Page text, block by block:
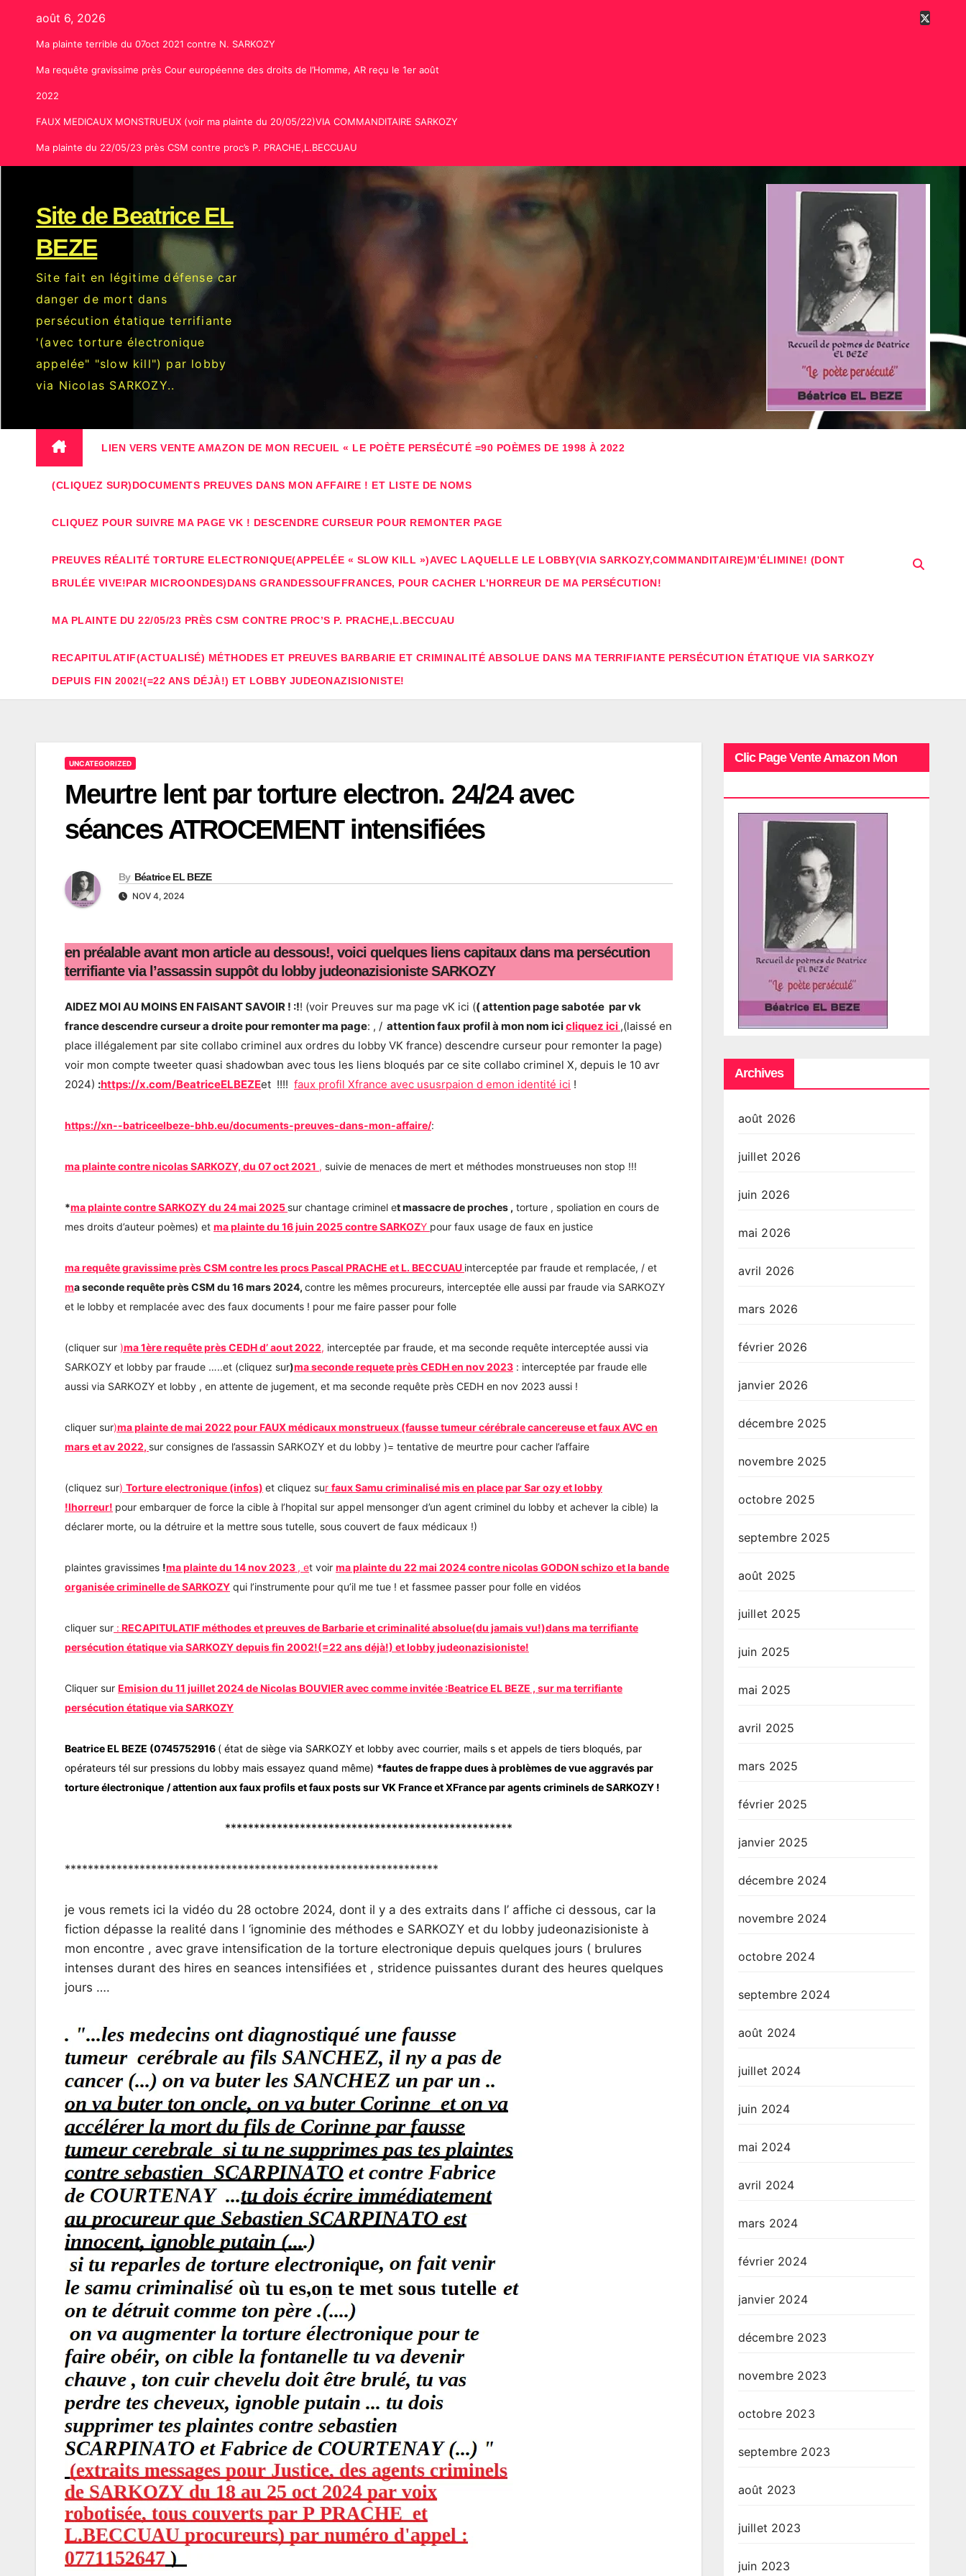
août 6, 2026
Ma plainte terrible du 07oct 2021 contre N. SARKOZY
Ma requête gravissime près Cour européenne des droits de l’Homme, AR reçu le 1er août
2022
FAUX MEDICAUX MONSTRUEUX (voir ma plainte du 20/05/22)VIA COMMANDITAIRE SARKOZY
Ma plainte du 22/05/23 près CSM contre proc’s P. PRACHE,L.BECCUAU
Site de Beatrice EL
BEZE
Site fait en légitime défense car
danger de mort dans
persécution étatique terrifiante
'(avec torture électronique
appelée" "slow kill") par lobby
via Nicolas SARKOZY..
LIEN VERS VENTE AMAZON DE MON RECUEIL « LE POÈTE PERSÉCUTÉ =90 POÈMES DE 1998 À 2022
(CLIQUEZ SUR)DOCUMENTS PREUVES DANS MON AFFAIRE ! ET LISTE DE NOMS
CLIQUEZ POUR SUIVRE MA PAGE VK ! DESCENDRE CURSEUR POUR REMONTER PAGE
PREUVES RÉALITÉ TORTURE ELECTRONIQUE(APPELÉE « SLOW KILL »)AVEC LAQUELLE LE LOBBY(VIA SARKOZY,COMMANDITAIRE)M’ÉLIMINE! (DONT
BRULÉE VIVE!PAR MICROONDES)DANS GRANDESSOUFFRANCES, POUR CACHER L’HORREUR DE MA PERSÉCUTION!
MA PLAINTE DU 22/05/23 PRÈS CSM CONTRE PROC’S P. PRACHE,L.BECCUAU
RECAPITULATIF(ACTUALISÉ) MÉTHODES ET PREUVES BARBARIE ET CRIMINALITÉ ABSOLUE DANS MA TERRIFIANTE PERSÉCUTION ÉTATIQUE VIA SARKOZY
DEPUIS FIN 2002!(=22 ANS DÉJÀ!) ET LOBBY JUDEONAZISIONISTE!
UNCATEGORIZED
Meurtre lent par torture electron. 24/24 avec
séances ATROCEMENT intensifiées
By Béatrice EL BEZE
NOV 4, 2024
en préalable avant mon article au dessous!, voici quelques liens capitaux dans ma persécution
terrifiante via l’assassin suppôt du lobby judeonazisioniste SARKOZY
AIDEZ MOI AU MOINS EN FAISANT SAVOIR ! :!! (voir Preuves sur ma page vK ici (( attention page sabotée par vk
france descendre curseur a droite pour remonter ma page: , / attention faux profil à mon nom icicliquez ici ,(laissé en
place illégalement par site collabo criminel aux ordres du lobby VK france) descendre curseur pour remonter la page)
voir mon compte tweeter quasi shadowban avec tous les liens bloqués par ce site collabo criminel X, depuis le 10 avr
2024) :https://x.com/BeatriceELBEZEet !!!! faux profil Xfrance avec ususrpaion d emon identité ici !
https://xn--batriceelbeze-bhb.eu/documents-preuves-dans-mon-affaire/:
ma plainte contre nicolas SARKOZY, du 07 oct 2021 , suivie de menaces de mert et méthodes monstrueuses non stop !!!
*ma plainte contre SARKOZY du 24 mai 2025 sur chantage criminel et massacre de proches , torture , spoliation en cours de
mes droits d’auteur poèmes) et ma plainte du 16 juin 2025 contre SARKOZY pour faux usage de faux en justice
ma requête gravissime près CSM contre les procs Pascal PRACHE et L. BECCUAU interceptée par fraude et remplacée, / et
ma seconde requête près CSM du 16 mars 2024, contre les mêmes procureurs, interceptée elle aussi par fraude via SARKOZY
et le lobby et remplacée avec des faux documents ! pour me faire passer pour folle
(cliquer sur )ma 1ère requête près CEDH d’ aout 2022, interceptée par fraude, et ma seconde requête interceptée aussi via
SARKOZY et lobby par fraude …..et (cliquez sur)ma seconde requete près CEDH en nov 2023 : interceptée par fraude elle
aussi via SARKOZY et lobby , en attente de jugement, et ma seconde requête près CEDH en nov 2023 aussi !
cliquer sur)ma plainte de mai 2022 pour FAUX médicaux monstrueux (fausse tumeur cérébrale cancereuse et faux AVC en
mars et av 2022, sur consignes de l’assassin SARKOZY et du lobby )= tentative de meurtre pour cacher l’affaire
(cliquez sur) Torture electronique (infos) et cliquez sur faux Samu criminalisé mis en place par Sar ozy et lobby
!lhorreur! pour embarquer de force la cible à l’hopital sur appel mensonger d’un agent criminel du lobby et achever la cible) la
déclarer morte, ou la détruire et la mettre sous tutelle, sous couvert de faux médicaux !)
plaintes gravissimes !ma plainte du 14 nov 2023 , et voir ma plainte du 22 mai 2024 contre nicolas GODON schizo et la bande
organisée criminelle de SARKOZY qui l’instrumente pour qu’il me tue ! et fassmee passer pour folle en vidéos
cliquer sur : RECAPITULATIF méthodes et preuves de Barbarie et criminalité absolue(du jamais vu!)dans ma terrifiante
persécution étatique via SARKOZY depuis fin 2002!(=22 ans déjà!) et lobby judeonazisioniste!
Cliquer sur Emision du 11 juillet 2024 de Nicolas BOUVIER avec comme invitée :Beatrice EL BEZE , sur ma terrifiante
persécution étatique via SARKOZY
Beatrice EL BEZE (0745752916 ( état de siège via SARKOZY et lobby avec courrier, mails s et appels de tiers bloqués, par
opérateurs tél sur pressions du lobby mais essayez quand même) *fautes de frappe dues à problèmes de vue aggravés par
torture électronique / attention aux faux profils et faux posts sur VK France et XFrance par agents criminels de SARKOZY !
**************************************************
*****************************************************************
je vous remets ici la vidéo du 28 octobre 2024, dont il y a des extraits dans l’ affiche ci dessous, car la
fiction dépasse la realité dans l ‘ignominie des méthodes e SARKOZY et du lobby judeonazisioniste à
mon encontre , avec grave intensification de la torture electronique depuis quelques jours ( brulures
intenses durant des hires en seances intensifiées et , stridence puissantes durant des heures quelques
jours ….
Clic Page Vente Amazon Mon
Archives
août 2026
juillet 2026
juin 2026
mai 2026
avril 2026
mars 2026
février 2026
janvier 2026
décembre 2025
novembre 2025
octobre 2025
septembre 2025
août 2025
juillet 2025
juin 2025
mai 2025
avril 2025
mars 2025
février 2025
janvier 2025
décembre 2024
novembre 2024
octobre 2024
septembre 2024
août 2024
juillet 2024
juin 2024
mai 2024
avril 2024
mars 2024
février 2024
janvier 2024
décembre 2023
novembre 2023
octobre 2023
septembre 2023
août 2023
juillet 2023
juin 2023